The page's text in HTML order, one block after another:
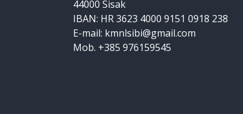
44000 Sisak
IBAN: HR 3623 4000 9151 0918 238
E-mail: kmnlsibi@gmail.com
Mob. +385 976159545